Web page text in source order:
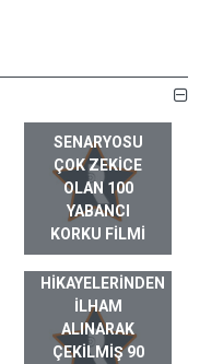
SENARYOSU
ÇOK ZEKICE
OLAN 100
YABANCI
KORKU FILMI
GERÇEK HAYAT
HIKAYELERINDEN
ILHAM
ALINARAK
ÇEKILMIŞ 90